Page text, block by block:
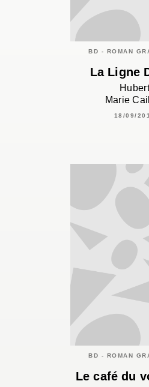
BD - ROMAN
La Ligne
Hubert
Marie
18/09/
BD - ROMAN
Le café du